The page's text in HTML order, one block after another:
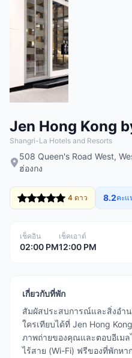
Jen Hong Kong
Shangri-La Hotels and Resorts
508 Queen's Road West,
ฮ่องกง
4 ดาว 8.2คะแ
เช็คอิน
02:00 PM
เช็คเอาต์
12:00 PM
เกี่ยวกับที่พัก
สัมผัสประสบการณ์และสิ่งอำ
ใครเทียบได้ที่ Jen Hong
ภาพถ่ายของคุณและตอบอีเมล
ไร้สาย (Wi-Fi) ฟรีของที่พักหา